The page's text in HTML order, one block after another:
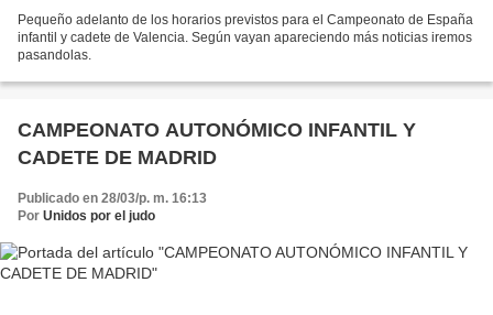
Pequeño adelanto de los horarios previstos para el Campeonato de España
infantil y cadete de Valencia. Según vayan apareciendo más noticias iremos
pasandolas.
CAMPEONATO AUTONÓMICO INFANTIL Y
CADETE DE MADRID
Publicado en 28/03/p. m. 16:13
Por Unidos por el judo